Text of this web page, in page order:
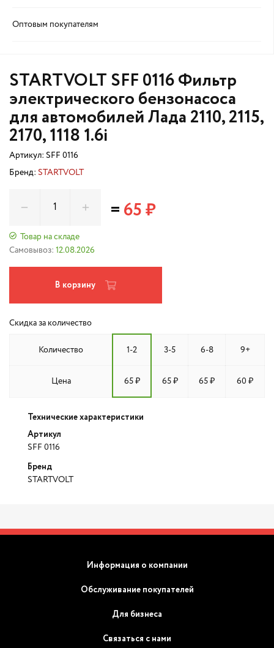
Оптовым покупателям
STARTVOLT SFF 0116 Фильтр
электрического бензонасоса
для автомобилей Лада 2110, 2115,
2170, 1118 1.6i
Артикул: SFF 0116
Бренд: STARTVOLT
Товар на складе
Самовывоз: 12.08.2026
=65 ₽
В корзину
Скидка за количество
Количество 1-2 3-5 6-8 9+
Цена 65 ₽ 65 ₽ 65 ₽ 60 ₽
Технические характеристики
Артикул
SFF 0116
Бренд
STARTVOLT
Информация о компании
Обслуживание покупателей
Для бизнеса
Связаться с нами